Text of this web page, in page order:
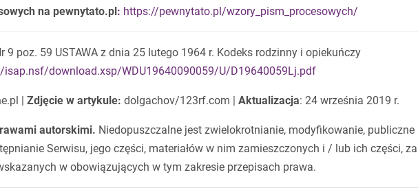
na pewnytato.pl: https://pewnytato.pl/wzory_pism_procesowych/
9 poz. 59 USTAWA z dnia 25 lutego 1964 r. Kodeks rodzinny i opiekuńczy
download.xsp/WDU19640090059/U/D19640059Lj.pdf
| Zdjęcie w artykule: dolgachov/123rf.com | Aktualizacja: 24 września 2019 r.
autorskimi. Niedopuszczalne jest zwielokrotnianie, modyfikowanie, publiczne
Serwisu, jego części, materiałów w nim zamieszczonych i / lub ich części, za
w obowiązujących w tym zakresie przepisach prawa.